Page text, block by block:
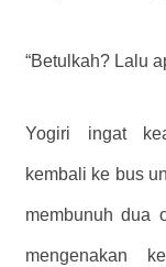
“Betulkah? Lalu
Yogiri ingat
kembali ke bus
membunuh dua
mengenakan